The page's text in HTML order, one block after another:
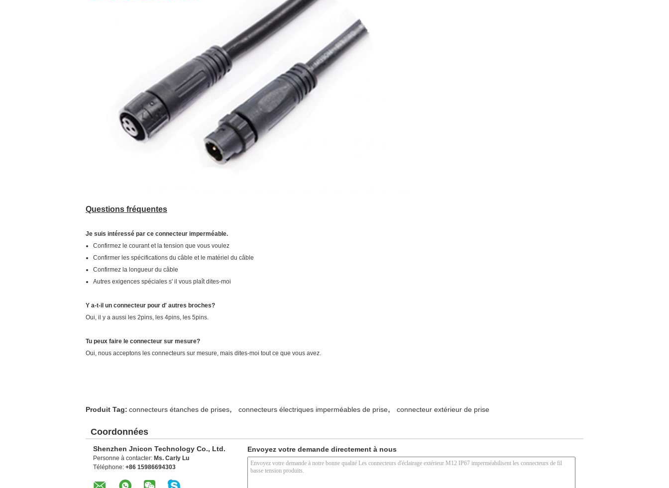
Questions fréquentes
Je suis intéressé par ce connecteur imperméable.
Confirmez le courant et la tension que vous voulez
Confirmer les spécifications du câble et le matériel du câble
Confirmez la longueur du câble
Autres exigences spéciales s' il vous plaît dites-moi
Y a-t-il un connecteur pour d' autres broches?
Oui, il y a aussi les 2pins, les 4pins, les 5pins.
Tu peux faire le connecteur sur mesure?
Oui, nous acceptons les connecteurs sur mesure, mais dites-moi tout ce que vous avez.
Produit Tag: connecteurs étanches de prises, connecteurs électriques imperméables de prise, connecteur extérieur de prise
Coordonnées
Shenzhen Jnicon Technology Co., Ltd.
Personne à contacter: Ms. Carly Lu
Téléphone: +86 15986694303
Envoyez votre demande directement à nous